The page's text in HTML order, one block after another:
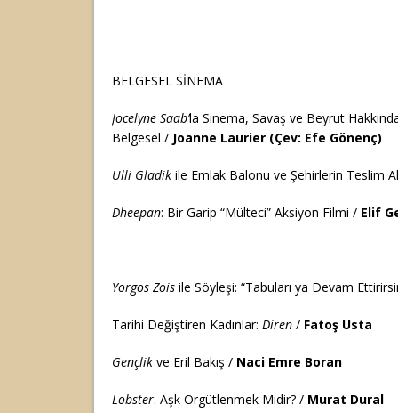
BELGESEL SİNEMA
Jocelyne Saab’la Sinema, Savaş ve Beyrut
Belgesel / Joanne Laurier (Çev: Efe Gönenç)
Ulli Gladik ile Emlak Balonu ve Şehirlerin Teslim
Dheepan: Bir Garip “Mülteci” Aksiyon Filmi / Elif
Yorgos Zois ile Söyleşi: “Tabuları ya Devam
Tarihi Değiştiren Kadınlar: Diren / Fatoş Usta
Gençlik ve Eril Bakış / Naci Emre Boran
Lobster: Aşk Örgütlenmek Midir? / Murat Dural